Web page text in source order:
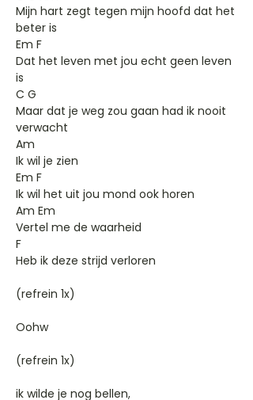
Mijn hart zegt tegen mijn hoofd dat het
beter is
Em F
Dat het leven met jou echt geen leven
is
C G
Maar dat je weg zou gaan had ik nooit
verwacht
Am
Ik wil je zien
Em F
Ik wil het uit jou mond ook horen
Am Em
Vertel me de waarheid
F
Heb ik deze strijd verloren
(refrein 1x)
Oohw
(refrein 1x)
ik wilde je nog bellen,